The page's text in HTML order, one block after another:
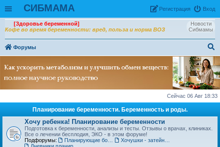
СИБМАМА Вход
Рeгиcтpaция
Новости
Сибмамы
[Здоровье беременной]
Кофе во время беременности: вред, польза и норма ВОЗ
Форумы
ои
ск
Сейчас 06 Авг 18:33
Планирование беременности. Беременность и роды.
Хочу ребенка! Планирование беременности
Подготовка к беременности, анализы и тесты. Отзывы о врачах, клиниках.
Все о лечении бесплодия, ЭКО - в этом форуме!
Подфорумы: